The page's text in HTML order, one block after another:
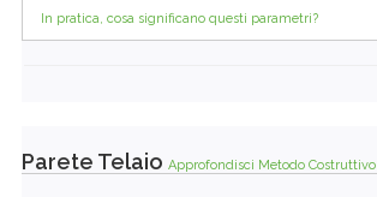
In pratica, cosa significano questi parametri?
Parete Telaio Approfondisci Metodo Costruttivo